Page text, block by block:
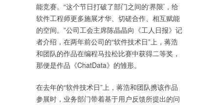
能竞赛。“这个节日打破了部门之间的‘界限’，给
软件工程师更多施展才华、切磋合作、相互赋能
的空间。”公司工会主席陈晶晶向《工人日报》记
者介绍，在两年前公司的“软件技术日”上，蒋浩
和团队的作品在编程马拉松比赛中获得二等奖，
那便是作品《ChatData》的雏形。
在去年的“软件技术日”上，蒋浩和团队携该作品
参展时，业务部门带着基于用户反馈所提出的问